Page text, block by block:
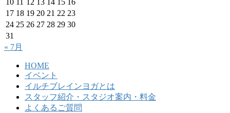
10 11 12 13 14 15 16
17 18 19 20 21 22 23
24 25 26 27 28 29 30
31
« 7月
HOME
イベント
イルチブレインヨガとは
スタッフ紹介・スタジオ案内・料金
よくあるご質問